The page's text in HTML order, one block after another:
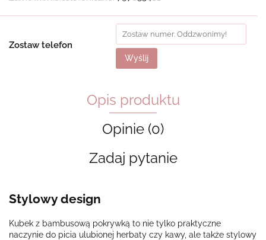
Zostaw telefon
Wyślij
Opis produktu
Opinie (0)
Zadaj pytanie
Stylowy design
Kubek z bambusową pokrywką to nie tylko praktyczne
naczynie do picia ulubionej herbaty czy kawy, ale także stylowy